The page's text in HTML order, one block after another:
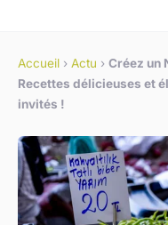
Accueil › Actu › Créez un
Recettes délicieuses et
invités !